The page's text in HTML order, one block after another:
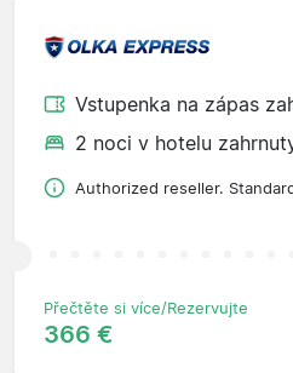
Vstupenka na zápas
2 noci v hotelu
Authorized reseller.
Přečtěte si více/Rezervujte
366 €